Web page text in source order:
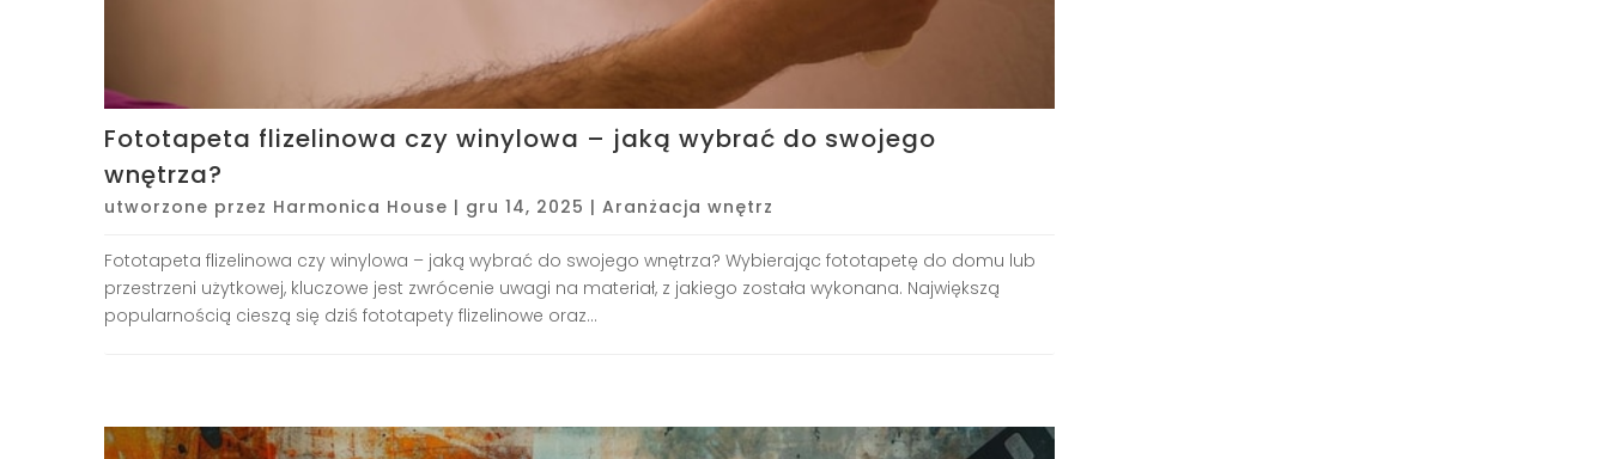
Fototapeta flizelinowa czy winylowa – jaką wybrać do swojego
wnętrza?
utworzone przez Harmonica House | gru 14, 2025 | Aranżacja wnętrz
Fototapeta flizelinowa czy winylowa – jaką wybrać do swojego wnętrza? Wybierając fototapetę do domu lub
przestrzeni użytkowej, kluczowe jest zwrócenie uwagi na materiał, z jakiego została wykonana. Największą
popularnością cieszą się dziś fototapety flizelinowe oraz...